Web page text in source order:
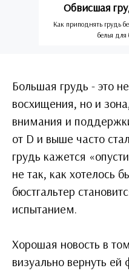
Обвисшая
Как приподнять грудь
белья
Большая грудь - это
восхищения, но и
внимания и
от D и выше часто
грудь кажется
не так, как хотелось
бюстгальтер
испытанием.
Хорошая новость в
визуально вернуть